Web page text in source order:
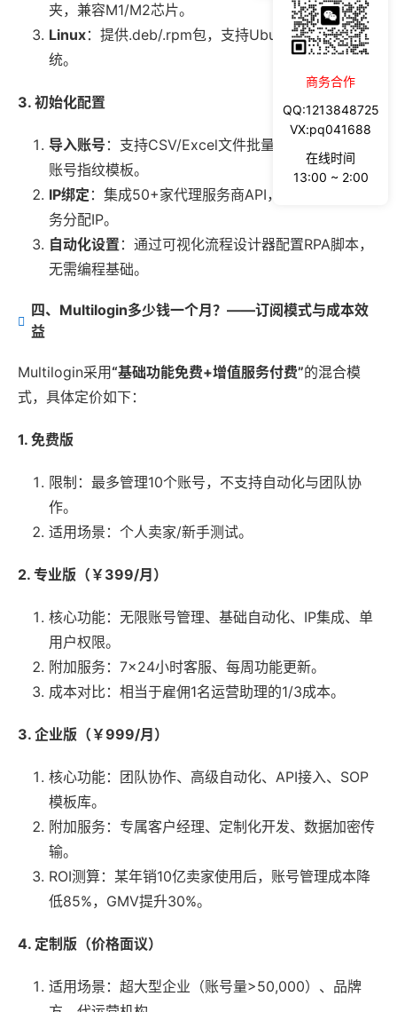
夹，兼容M1/M2芯片。
Linux：提供.deb/.rpm包，支持Ubuntu/CentOS系
统。
3. 初始化配置
导入账号 ：支持CSV/Excel文件批量导入，自动生成
账号指纹模板。
IP绑定 ：集成50+家代理服务商API，支持按账号/任
务分配IP。
自动化设置 ：通过可视化流程设计器配置RPA脚本，
无需编程基础。
四、Multilogin多少钱一个月？——订阅模式与成本效
益
Multilogin采用“基础功能免费+增值服务付费”的混合模
式，具体定价如下：
1. 免费版
限制：最多管理10个账号，不支持自动化与团队协
作。
适用场景：个人卖家/新手测试。
2. 专业版（￥399/月）
核心功能：无限账号管理、基础自动化、IP集成、单
用户权限。
附加服务：7×24小时客服、每周功能更新。
成本对比：相当于雇佣1名运营助理的1/3成本。
3. 企业版（￥999/月）
核心功能：团队协作、高级自动化、API接入、SOP
模板库。
附加服务：专属客户经理、定制化开发、数据加密传
输。
ROI测算：某年销10亿卖家使用后，账号管理成本降
低85%，GMV提升30%。
4. 定制版（价格面议）
适用场景：超大型企业（账号量>50,000）、品牌
商务合作
QQ:1213848725
VX:pq041688
在线时间
13:00 ~ 2:00